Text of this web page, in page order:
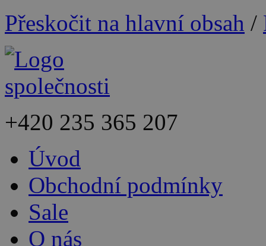
Přeskočit na hlavní obsah /
+420 235 365 207
Úvod
Obchodní podmínky
Sale
O nás